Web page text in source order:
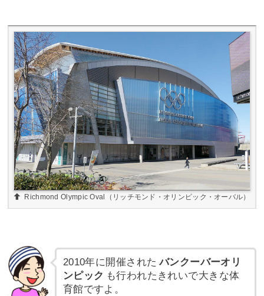
Richmond Olympic Oval（リッチモンド・オリンピック・オーバル）
2010年に開催された バンクーバーオリ
ンピック も行われたきれいで大きな体
育館ですよ。